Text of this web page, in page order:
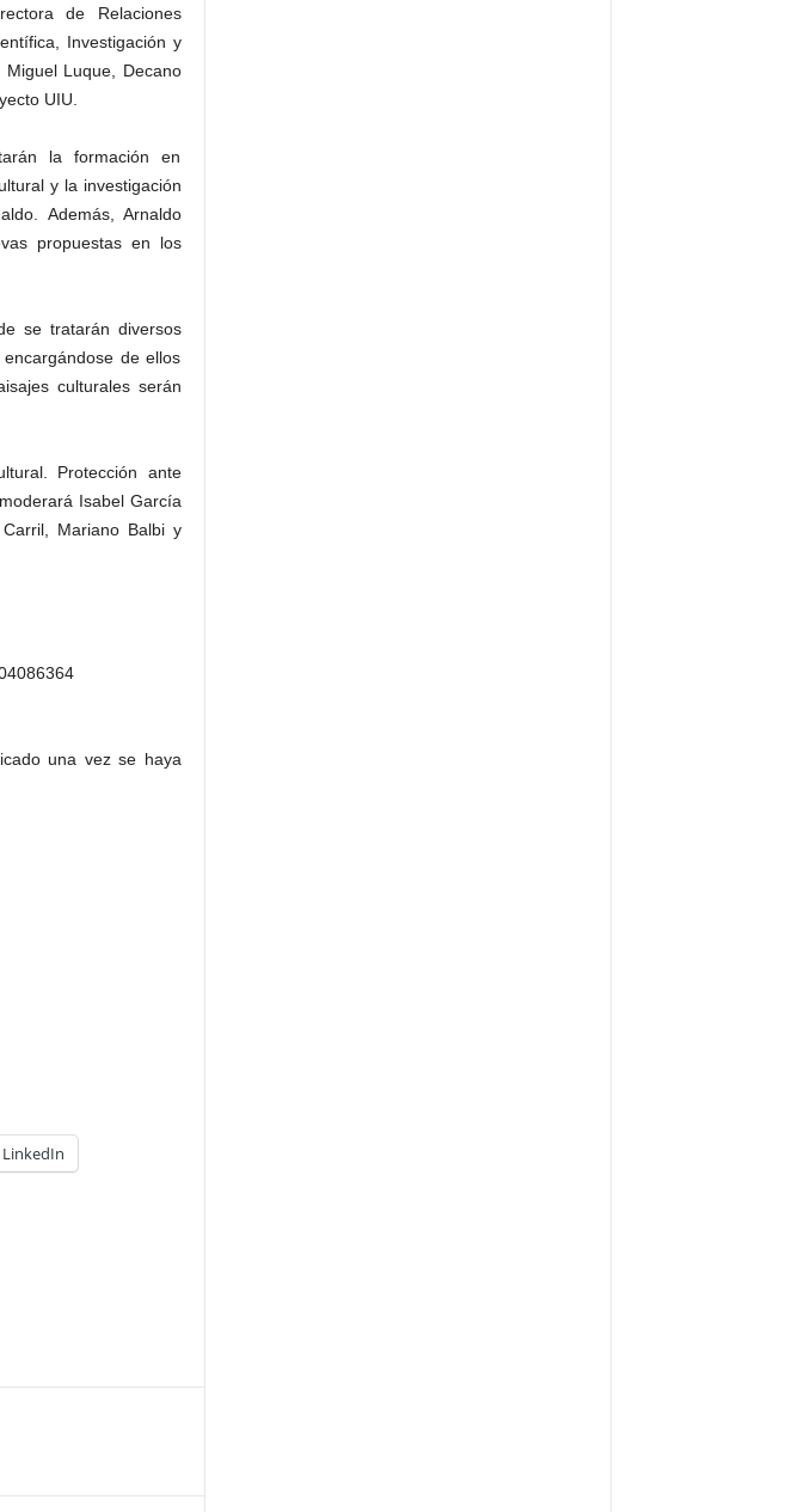
de Relaciones
Investigación y
Luque, Decano
UIU.
la formación en
y la investigación
Además, Arnaldo
propuestas en los
se tratarán diversos
de ellos
culturales serán
Protección ante
Isabel García
Mariano Balbi y
una vez se haya
LinkedIn